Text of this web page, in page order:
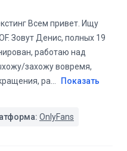
Всем привет. Ищу
Зовут Денис, полных 19
работаю над
захожу вовремя,
ра
Показать
OnlyFans